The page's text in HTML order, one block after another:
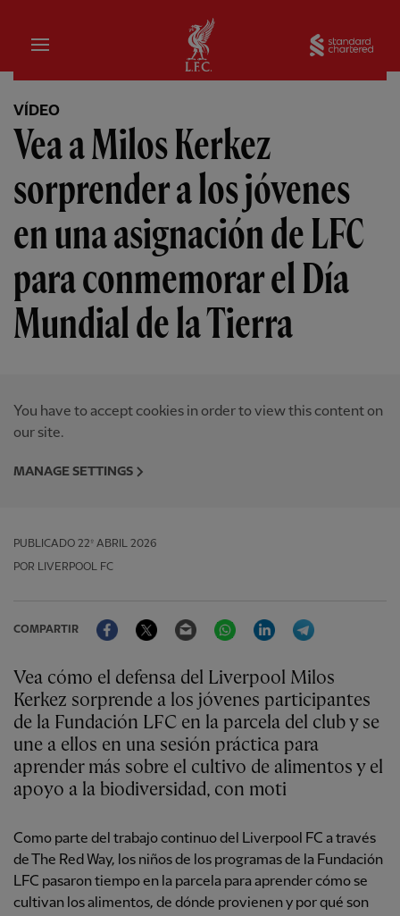
Hogar
VÍDEO
Vea a Milos Kerkez
sorprender a los jóvenes
en una asignación de LFC
para conmemorar el Día
Mundial de la Tierra
You have to accept cookies in order to view this content on
our site.
MANAGE SETTINGS
PUBLICADO 22º ABRIL 2026
POR LIVERPOOL FC
COMPARTIR
FacebookTwitter Email WhatsAppLinkedIn
Vea cómo el defensa del Liverpool Milos
Kerkez sorprende a los jóvenes participantes
de la Fundación LFC en la parcela del club y se
une a ellos en una sesión práctica para
aprender más sobre el cultivo de alimentos y el
apoyo a la biodiversidad, con moti
Como parte del trabajo continuo del Liverpool FC a través
de The Red Way, los niños de los programas de la Fundación
LFC pasaron tiempo en la parcela para aprender cómo se
cultivan los alimentos, de dónde provienen y por qué son